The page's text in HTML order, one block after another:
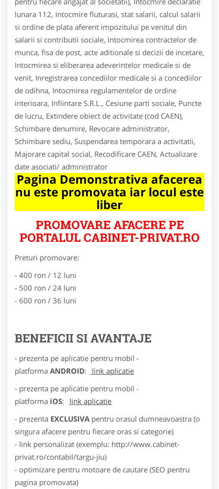
lunara 112, Intocmire fluturasi, stat salarii, calcul salarii
si ordine de plata aferent impozitului pe venitul din
salarii si contributii sociale, Intocmirea contractelor de
munca, fisa de post, acte aditionale si decizii de incetare,
Intocmirea si eliberarea adeverintelor medicale si de
venit, Inregistrarea concediilor medicale si a concediilor
de odihna, Intocmirea regulamentelor de ordine
interioara, Infiintare S.R.L., Cesiune parti sociale, Puncte
de lucru, Extindere obiect de activitate (cod CAEN),
Schimbare denumire, Revocare administrator,
Schimbare sediu, Suspendarea temporara a activitatii,
Majorare capital social, Recodificare CAEN, Actualizare
date asociati/ administrator
Pagina Demonstrativa afacerea
nu este promovata iar locul este
liber
PROMOVARE AFACERE PE
PORTALUL CABINET-PRIVAT.RO
Preturi promovare:
- 400 ron / 12 luni
- 500 ron / 24 luni
- 600 ron / 36 luni
BENEFICII SI AVANTAJE
- prezenta pe aplicatie pentru mobil -
platforma ANDROID:
link aplicatie
- prezenta pe aplicatie pentru mobil -
platforma iOS:
link aplicatie
- prezenta EXCLUSIVA pentru orasul dumneavoastra (o
singura afacere pentru fiecare oras si categorie)
- link personalizat (exemplu: http://www.cabinet-
privat.ro/contabil/targu-jiu)
- optimizare pentru motoare de cautare (SEO pentru
pagina promovata)